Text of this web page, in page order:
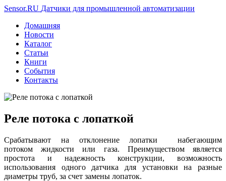
Sensor.RU Датчики для промышленной автоматизации
Домашняя
Новости
Каталог
Статьи
Книги
События
Контакты
Реле потока с лопаткой
Cрабатывают на отклонение лопатки набегающим
потоком жидкости или газа. Преимуществом является
простота и надежность конструкции, возможность
использования одного датчика для установки на разные
диаметры труб, за счет замены лопаток.